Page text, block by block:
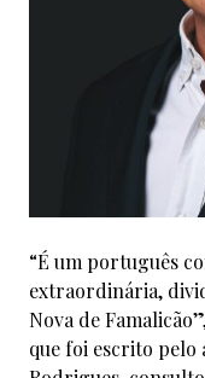
“É um português
extraordinária,
Nova de
que foi escrito